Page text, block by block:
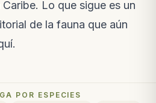
Lo que sigue es un
de la fauna que aún
POR ESPECIES